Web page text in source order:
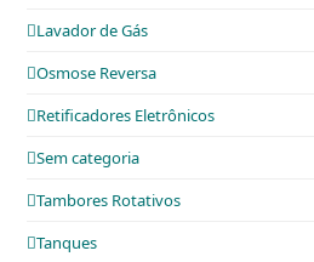
Lavador de Gás
Osmose Reversa
Retificadores Eletrônicos
Sem categoria
Tambores Rotativos
Tanques